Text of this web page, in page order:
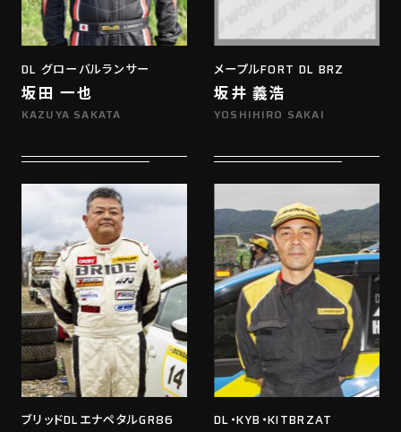
DL グローバルランサー
坂田 一也
KAZUYA SAKATA
メープルFORT DL BRZ
坂井 義浩
YOSHIHIRO SAKAI
ブリッドDLエナペタルGR86 DL・KYB・KITBRZAT